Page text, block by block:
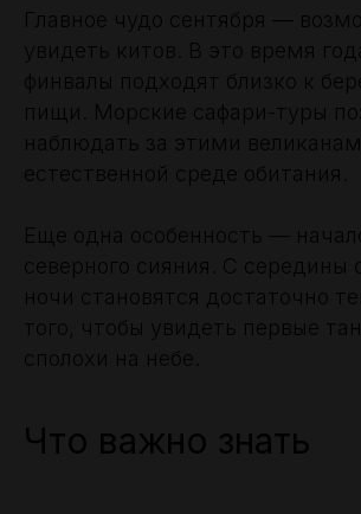
Главное чудо сентября —
увидеть китов. В это время
финвалы подходят близко к
пищи. Морские сафари-туры
наблюдать за этими
естественной среде обитания.
Еще одна особенность —
северного сияния. С середины
ночи становятся достаточно
того, чтобы увидеть первые
сполохи на небе.
Что важно знать